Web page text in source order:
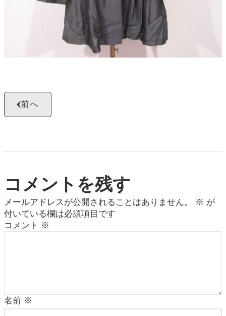
前へ
コメントを残す
メールアドレスが公開されることはありません。 ※ が
付いている欄は必須項目です
コメント ※
名前 ※